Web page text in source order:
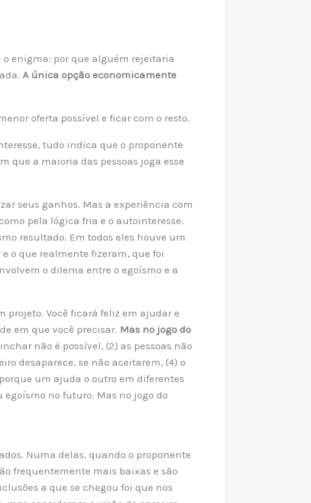
enigma: por que alguém rejeitaria
A única opção economicamente
oferta possível e ficar com o resto.
tudo indica que o proponente
que a maioria das pessoas joga esse
seus ganhos. Mas a experiência com
pela lógica fria e o autointeresse.
resultado. Em todos eles houve um
o que realmente fizeram, que foi
o dilema entre o egoísmo e a
Você ficará feliz em ajudar e
em que você precisar. Mas no jogo do
não é possível, (2) as pessoas não
desaparece, se não aceitarem, (4) o
um ajuda o outro em diferentes
no futuro. Mas no jogo do
Numa delas, quando o proponente
frequentemente mais baixas e são
a que se chegou foi que nos